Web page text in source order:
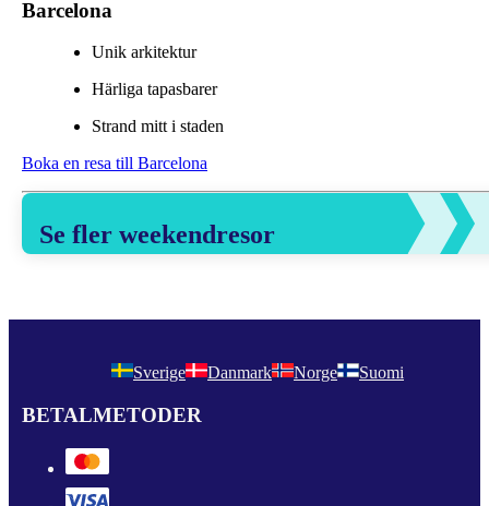
Barcelona
Unik arkitektur
Härliga tapasbarer
Strand mitt i staden
Boka en resa till Barcelona
Se fler weekendresor
Sverige Danmark Norge Suomi
BETALMETODER